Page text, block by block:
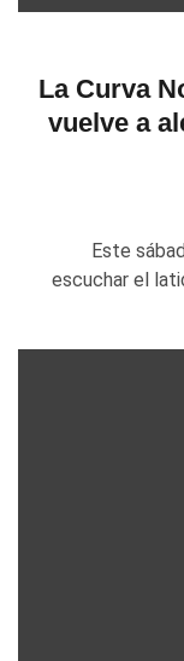
La Curva
vuelve a
Este
escuchar el